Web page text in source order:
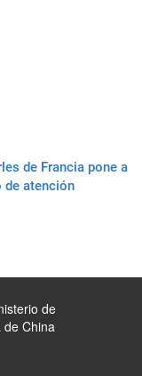
de Francia pone a
de atención
de
de China